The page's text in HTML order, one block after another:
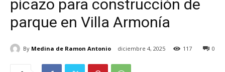
picazo para construcción de
parque en Villa Armonía
By Medina de Ramon Antonio diciembre 4, 2025 0
117